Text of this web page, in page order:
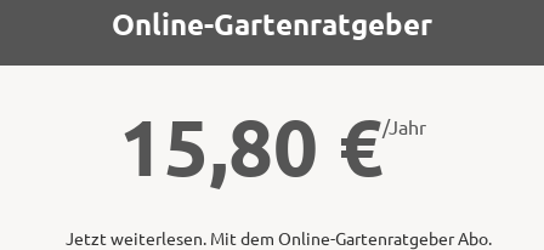
Online-Gartenratgeber
15,80 €/Jahr
Jetzt weiterlesen. Mit dem Online-Gartenratgeber Abo.